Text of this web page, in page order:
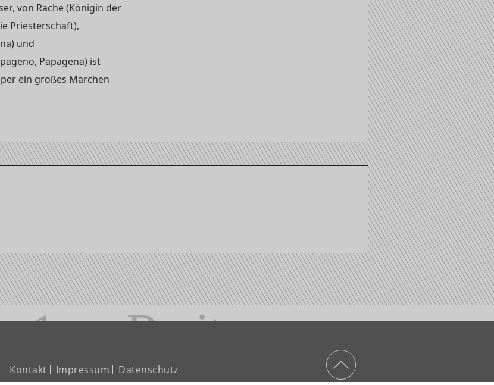
von Rache (Königin der
Priesterschaft),
und
Papagena) ist
ein großes Märchen
Kontakt Impressum Datenschutz